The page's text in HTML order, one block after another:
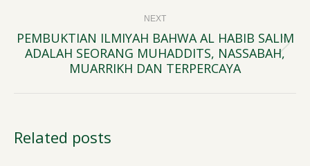
NEXT
Next
post:
PEMBUKTIAN ILMIYAH BAHWA AL HABIB SALIM
ADALAH SEORANG MUHADDITS, NASSABAH,
MUARRIKH DAN TERPERCAYA
Related posts